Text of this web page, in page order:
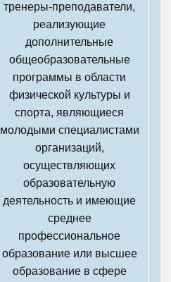
тренеры-преподаватели,
реализующие
дополнительные
общеобразовательные
программы в области
физической культуры и
спорта, являющиеся
молодыми специалистами
организаций,
осуществляющих
образовательную
деятельность и имеющие
среднее
профессиональное
образование или высшее
образование в сфере